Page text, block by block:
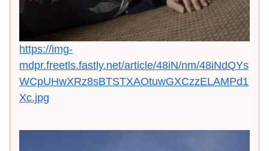
https://img-
mdpr.freetls.fastly.net/article/48iN/nm/48iNdQYs
WCpUHwXRz8sBTSTXAOtuwGXCzzELAMPd1
Xc.jpg